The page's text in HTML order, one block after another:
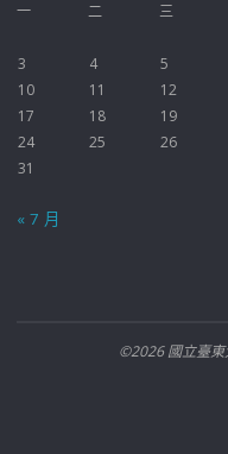
一
二 三
3
4 5
10
11 12
17
18 19
24
25 26
31
« 7 月
©2026 國立臺東